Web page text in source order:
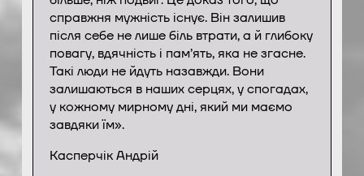
справжня мужність існує. Він залишив
після себе не лише біль втрати, а й глибоку
повагу, вдячність і пам’ять, яка не згасне.
Такі люди не йдуть назавжди. Вони
залишаються в наших серцях, у спогадах,
у кожному мирному дні, який ми маємо
завдяки їм».
Касперчік Андрій